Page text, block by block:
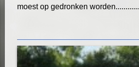
moest op gedronken